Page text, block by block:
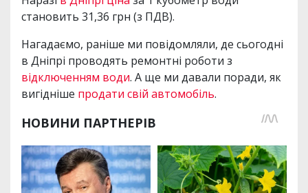
становить 31,36 грн (з ПДВ).
Нагадаємо, раніше ми повідомляли, де сьогодні
в Дніпрі проводять ремонтні роботи з
відключенням води. А ще ми давали поради, як
вигідніше продати свій автомобіль.